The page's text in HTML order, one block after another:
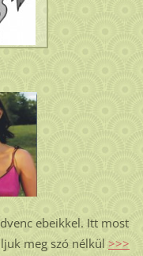
ebeikkel. Itt most
meg szó nélkül >>>